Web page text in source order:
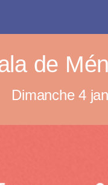
de
Dimanche 4